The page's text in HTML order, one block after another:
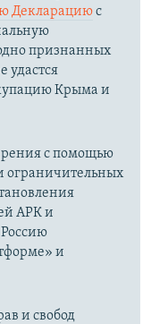
Декларациюс
признанных
удастся
Крыма и
с помощью
ограничительных
АРК и
и
и свобод